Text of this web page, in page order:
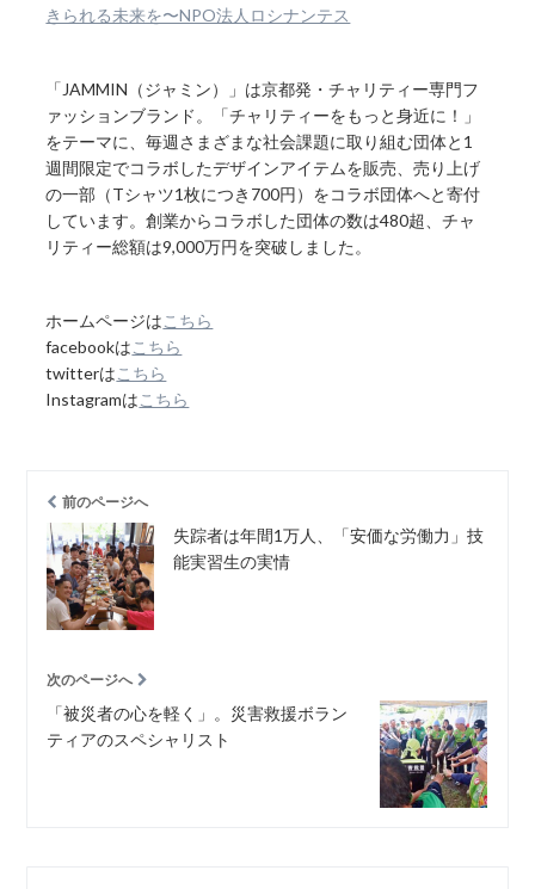
きられる未来を〜NPO法人ロシナンテス
「JAMMIN（ジャミン）」は京都発・チャリティー専門フ
ァッションブランド。「チャリティーをもっと身近に！」
をテーマに、毎週さまざまな社会課題に取り組む団体と1
週間限定でコラボしたデザインアイテムを販売、売り上げ
の一部（Tシャツ1枚につき700円）をコラボ団体へと寄付
しています。創業からコラボした団体の数は480超、チャ
リティー総額は9,000万円を突破しました。
ホームページはこちら
facebookはこちら
twitterはこちら
Instagramはこちら
前のページへ
失踪者は年間1万人、「安価な労働力」技
能実習生の実情
次のページへ
「被災者の心を軽く」。災害救援ボラン
ティアのスペシャリスト